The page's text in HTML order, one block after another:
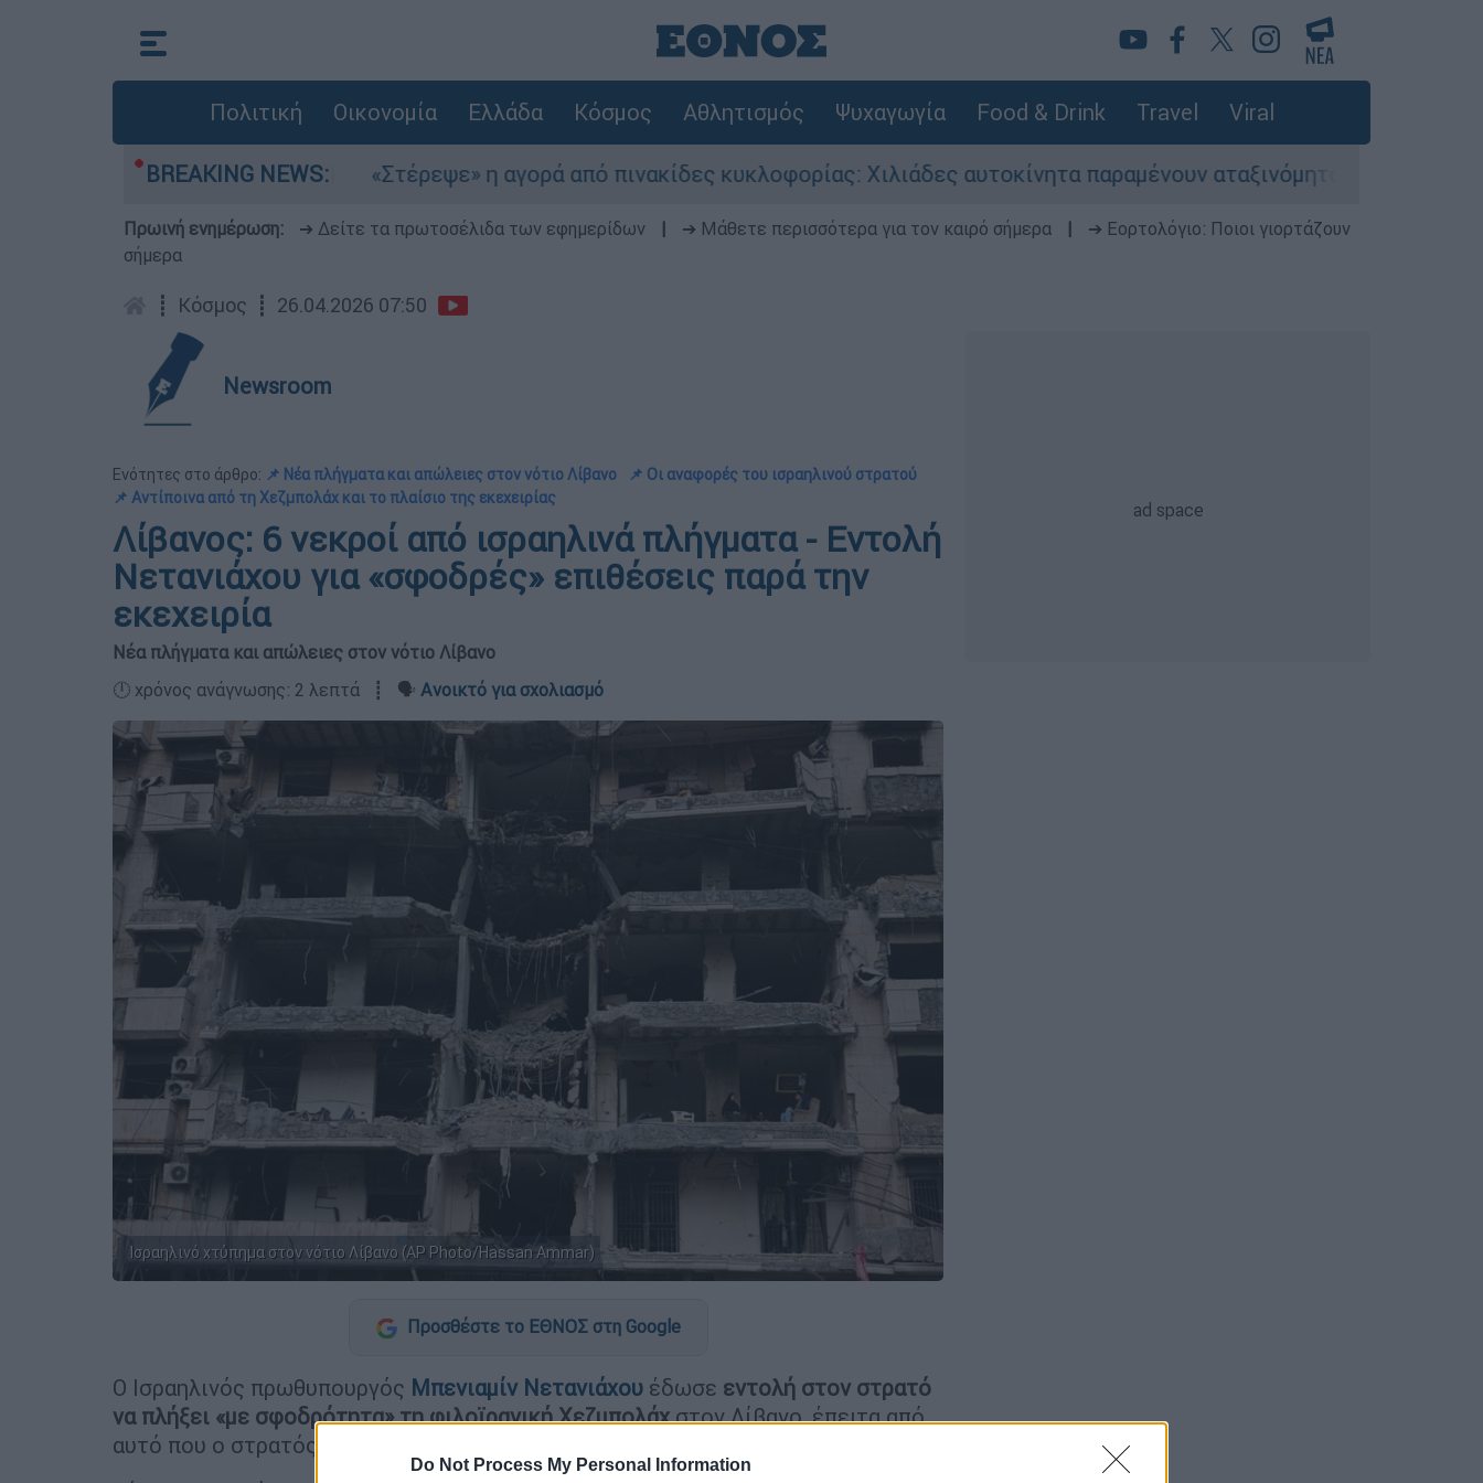
Do Not Process My Personal Information
Πολιτική Οικονομία Ελλάδα Κόσμος Αθλητισμός Ψυχαγωγία Food & Drink Travel Viral
BREAKING NEWS:
στο Αιγαίο «Στέρεψε» η αγορά από πινακίδες κυκλοφορίας: Χιλιάδες αυτοκίνητα παραμένουν αταξινόμητα - Λύση αναζητά το
Πρωινή ενημέρωση: ➔ Δείτε τα πρωτοσέλιδα των εφημερίδων ➔ Μάθετε περισσότερα για τον καιρό σήμερα
➔ Εορτολόγιο: Ποιοι γιορτάζουν
σήμερα
┋ Κόσμος ┋ 26.04.2026 07:50
Newsroom
Ενότητες στο άρθρο: 📌 Νέα πλήγματα και απώλειες στον νότιο Λίβανο
📌 Οι αναφορές του ισραηλινού στρατού
📌 Αντίποινα από τη Χεζμπολάχ και το πλαίσιο της εκεχειρίας
Λίβανος: 6 νεκροί από ισραηλινά πλήγματα - Εντολή
Νετανιάχου για «σφοδρές» επιθέσεις παρά την
εκεχειρία
Νέα πλήγματα και απώλειες στον νότιο Λίβανο
🕛 χρόνος ανάγνωσης: 2 λεπτά ┋ 🗣️ Ανοικτό για σχολιασμό
Ισραηλινό χτύπημα στον νότιο Λίβανο (AP Photo/Hassan Ammar)
Προσθέστε το ΕΘΝΟΣ στη Google
Ο Ισραηλινός πρωθυπουργός Μπενιαμίν Νετανιάχου έδωσε εντολή στον στρατό
να πλήξει «με σφοδρότητα» τη φιλοϊρανική Χεζμπολάχστον Λίβανο, έπειτα από
αυτό που ο στρατός χαρακτήρισε σειρά παραβιάσεων της εκεχειρίας.